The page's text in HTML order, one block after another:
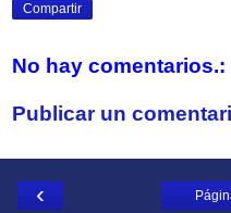
Compartir
No hay comentarios.:
Publicar un
‹